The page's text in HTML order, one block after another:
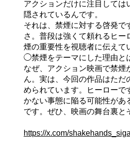
アクションだけに注目して
隠されているんです。
それは、禁煙に対する啓発
さ。普段は強くて頼れるヒ
煙の重要性を視聴者に伝えて
◯禁煙をテーマにした理由と
なぜ、アクション映画で禁
ん。実は、今回の作品はた
められています。ヒーローで
かない事態に陥る可能性があ
です。ぜひ、映画の舞台裏と
https://x.com/